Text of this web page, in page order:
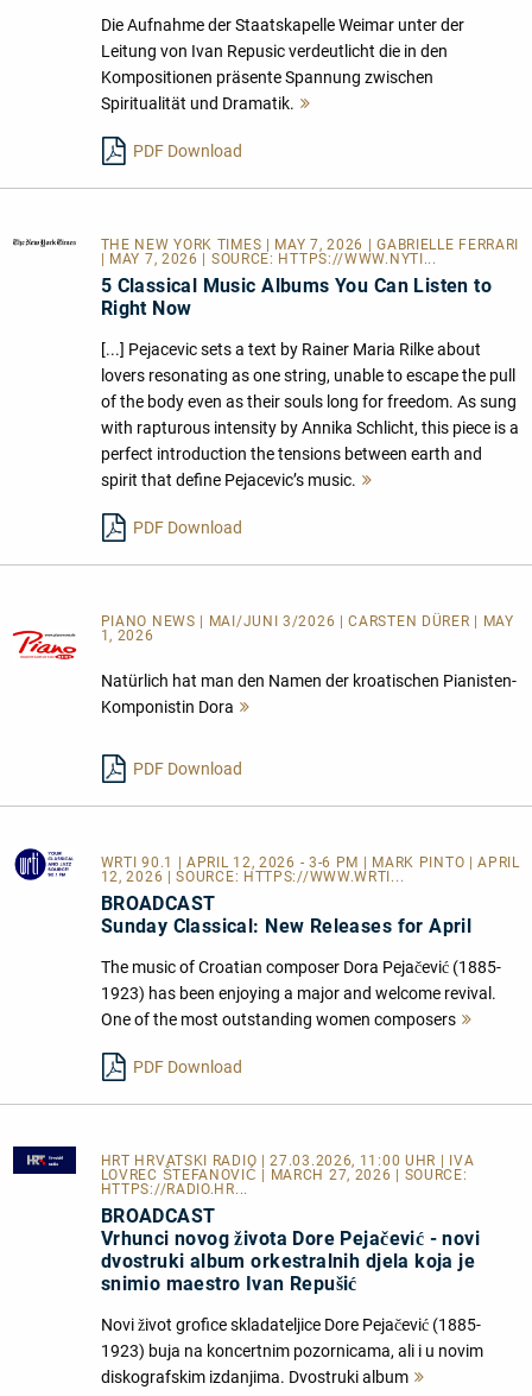
Die Aufnahme der Staatskapelle Weimar unter der
Leitung von Ivan Repusic verdeutlicht die in den
Kompositionen präsente Spannung zwischen
Spiritualität und Dramatik.
PDF Download
THE NEW YORK TIMES
| MAY 7, 2026 | GABRIELLE FERRARI
| MAY 7, 2026 | SOURCE: HTTPS://WWW.NYTI...
5 Classical Music Albums You Can Listen to
Right Now
[...] Pejacevic sets a text by Rainer Maria Rilke about
lovers resonating as one string, unable to escape the pull
of the body even as their souls long for freedom. As sung
with rapturous intensity by Annika Schlicht, this piece is a
perfect introduction the tensions between earth and
spirit that define Pejacevic’s music.
PDF Download
PIANO NEWS | MAI/JUNI 3/2026 | CARSTEN DÜRER | MAY
1, 2026
Natürlich hat man den Namen der kroatischen Pianisten-
Komponistin Dora
PDF Download
WRTI 90.1
| APRIL 12, 2026 - 3-6 PM | MARK PINTO | APRIL
12, 2026 | SOURCE: HTTPS://WWW.WRTI...
BROADCAST
Sunday Classical: New Releases for April
The music of Croatian composer Dora Pejačević (1885-
1923) has been enjoying a major and welcome revival.
One of the most outstanding women composers
PDF Download
HRT HRVATSKI RADIO
| 27.03.2026, 11:00 UHR | IVA
LOVREC ŠTEFANOVIĆ | MARCH 27, 2026 | SOURCE:
HTTPS://RADIO.HR...
BROADCAST
Vrhunci novog života Dore Pejačević - novi
dvostruki album orkestralnih djela koja je
snimio maestro Ivan Repušić
Novi život grofice skladateljice Dore Pejačević (1885-
1923) buja na koncertnim pozornicama, ali i u novim
diskografskim izdanjima. Dvostruki album